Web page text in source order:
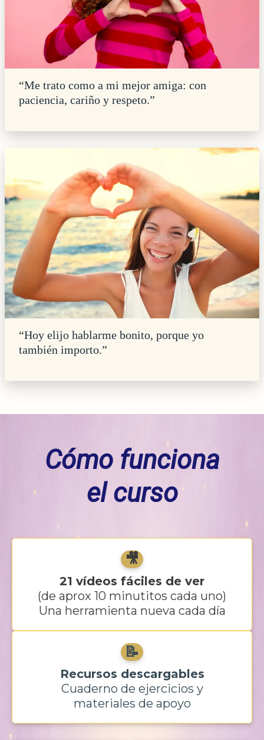
“Me trato como a mi mejor amiga: con
paciencia, cariño y respeto.”
“Hoy elijo hablarme bonito, porque yo
también importo.”
Cómo funciona
el curso
🎥
21 vídeos fáciles de ver
(de aprox 10 minutitos cada uno)
Una herramienta nueva cada día
📝
Recursos descargables
Cuaderno de ejercicios y
materiales de apoyo